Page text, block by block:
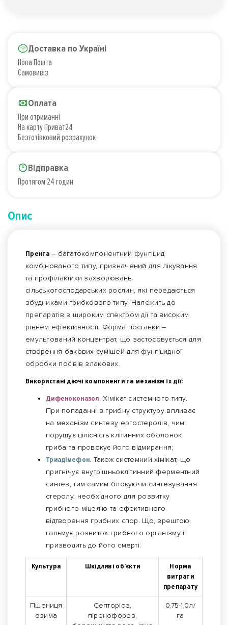
Доставка по Україні
Нова Пошта
Самовивіз
Оплата
При отриманні
На карту Приват24
Безготівковий розрахунок
Відправка
Протягом 24 годин
Опис
Прента – багатокомпонентний фунгіцид
комбінованого типу, призначений для лікування
та профілактики захворювань
сільськогосподарських рослин, які передаються
збудниками грибкового типу. Належить до
препаратів з широким спектром дії та високим
рівнем ефективності. Форма поставки –
емульгований концентрат, що застосовується для
створення бакових сумішей для фунгіцидної
обробки посівів злакових.
Використані діючі компоненти та механізм їх дії:
Дифеноконазол. Хімiкат системного типу.
При попаданні в грибну структуру впливає
на механізм синтезу ергостеролів, чим
порушує цілісність клітинних оболонок
гриба та провокує його відмирання;
Триадімефон. Також системний хімікат, що
пригнічує внутрішньоклітинний ферментний
синтез, тим самим блокуючи синтезування
стеролу, необхідного для розвитку
грибного міцелію та ефективного
відтворення грибних спор. Що, зрештою,
гальмує розвиток грибного організму і
призводить до його смерті.
Культура Шкідливі об’єкти
Норма
витрати
препарату
Пшениця
озима
Септоріоз,
піренофороз,
0,75-1,0л/
га